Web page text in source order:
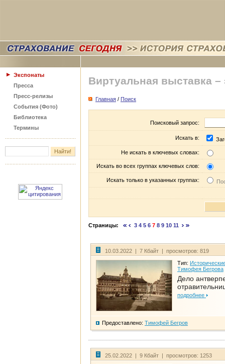
Экспонаты
Пресса
Пресс-релизы
События (Фото)
Библиотека
Термины
Виртуальная выставка –
Главная / Поиск
Поисковый запрос:
Искать в:
Не искать в ключевых словах:
Искать во всех группах ключевых слов:
Искать только в указанных группах:
Страницы: 3 4 5 6 7 8 9 10 11
10.03.2022 | 7 Кбайт | просмотров: 819
Тип:
Тимофея Бегрова
Дело
подробнее
Предоставлено: Тимофей Бегров
25.02.2022 | 9 Кбайт | просмотров: 1253